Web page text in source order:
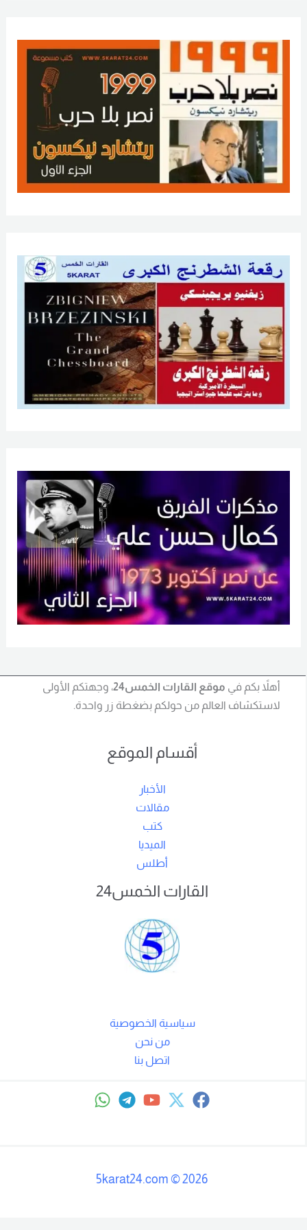
أهلاً بكم في موقع القارات الخمس24
، وجهتكم الأولى
لاستكشاف العالم من حولكم بضغطة زر واحدة.
أقسام الموقع
الأخبار
مقالات
كتب
الميديا
أطلس
القارات الخمس24
سياسية الخصوصية
من نحن
اتصل بنا
©
5karat24.com